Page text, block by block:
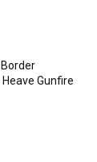
Gunfire